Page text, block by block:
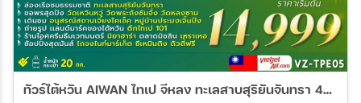
ทัวร์ไต้หวัน AIWAN ไทเป จีหลง ทะเลสาบสุริยันจันทรา 4วัน 3คืน (VZ)